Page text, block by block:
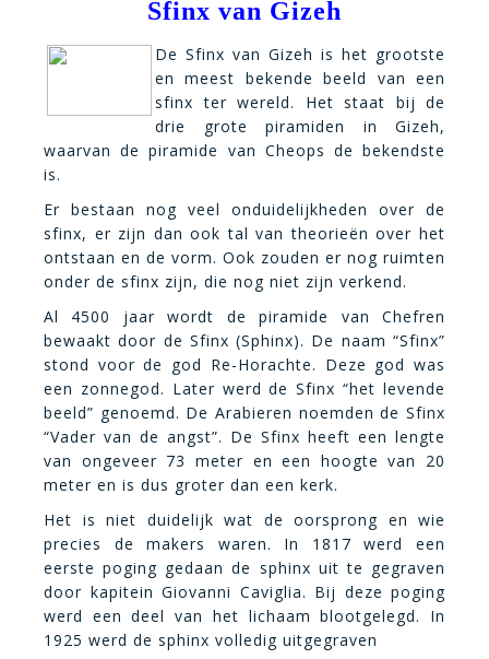
Sfinx van Gizeh
De Sfinx van Gizeh is het grootste
en meest bekende beeld van een
sfinx ter wereld. Het staat bij de
drie grote piramiden in Gizeh,
waarvan de piramide van Cheops de bekendste
is.
Er bestaan nog veel onduidelijkheden over de
sfinx, er zijn dan ook tal van theorieën over het
ontstaan en de vorm. Ook zouden er nog ruimten
onder de sfinx zijn, die nog niet zijn verkend.
Al 4500 jaar wordt de piramide van Chefren
bewaakt door de Sfinx (Sphinx). De naam “Sfinx”
stond voor de god Re-Horachte. Deze god was
een zonnegod. Later werd de Sfinx “het levende
beeld” genoemd. De Arabieren noemden de Sfinx
“Vader van de angst”. De Sfinx heeft een lengte
van ongeveer 73 meter en een hoogte van 20
meter en is dus groter dan een kerk.
Het is niet duidelijk wat de oorsprong en wie
precies de makers waren. In 1817 werd een
eerste poging gedaan de sphinx uit te gegraven
door kapitein Giovanni Caviglia. Bij deze poging
werd een deel van het lichaam blootgelegd. In
1925 werd de sphinx volledig uitgegraven